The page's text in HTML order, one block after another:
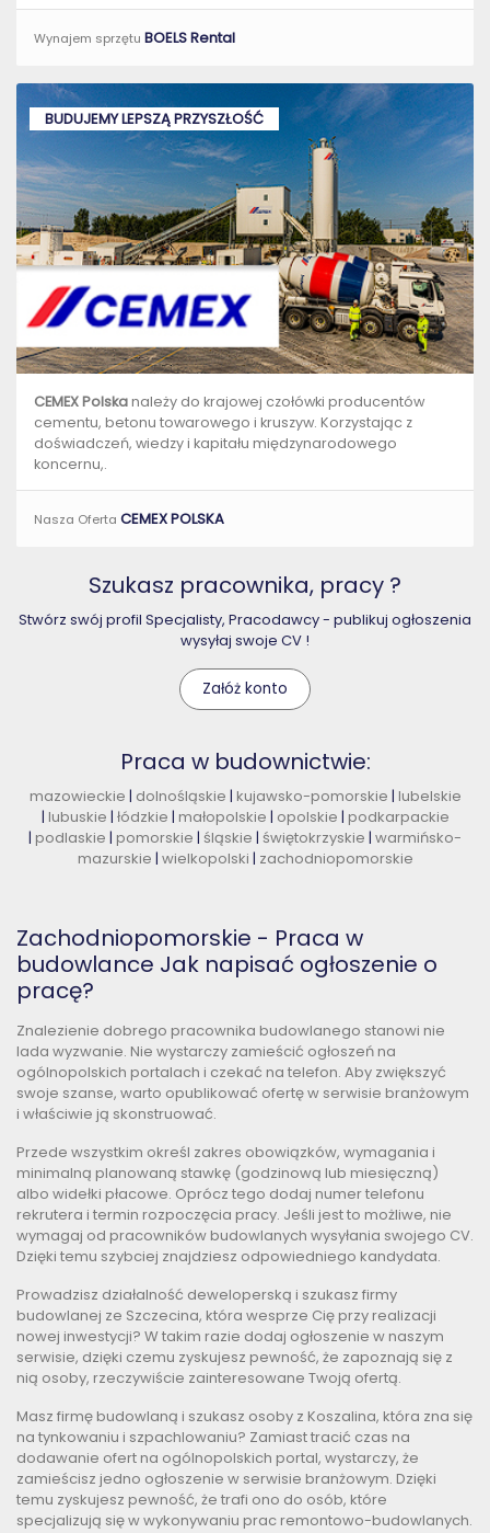
Wynajem sprzętu BOELS Rental
BUDUJEMY LEPSZĄ PRZYSZŁOŚĆ
CEMEX Polskanależy do krajowej czołówki producentów
cementu, betonu towarowego i kruszyw. Korzystając z
doświadczeń, wiedzy i kapitału międzynarodowego
koncernu,.
Nasza Oferta CEMEX POLSKA
Szukasz pracownika, pracy ?
Stwórz swój profil Specjalisty, Pracodawcy - publikuj ogłoszenia
wysyłaj swoje CV !
Załóż konto
Praca w budownictwie:
mazowieckie | dolnośląskie | kujawsko-pomorskie | lubelskie
| lubuskie | łódzkie | małopolskie | opolskie | podkarpackie
| podlaskie | pomorskie | śląskie | świętokrzyskie | warmińsko-
mazurskie | wielkopolski | zachodniopomorskie
Zachodniopomorskie - Praca w
budowlance Jak napisać ogłoszenie o
pracę?
Znalezienie dobrego pracownika budowlanego stanowi nie
lada wyzwanie. Nie wystarczy zamieścić ogłoszeń na
ogólnopolskich portalach i czekać na telefon. Aby zwiększyć
swoje szanse, warto opublikować ofertę w serwisie branżowym
i właściwie ją skonstruować.
Przede wszystkim określ zakres obowiązków, wymagania i
minimalną planowaną stawkę (godzinową lub miesięczną)
albo widełki płacowe. Oprócz tego dodaj numer telefonu
rekrutera i termin rozpoczęcia pracy. Jeśli jest to możliwe, nie
wymagaj od pracowników budowlanych wysyłania swojego CV.
Dzięki temu szybciej znajdziesz odpowiedniego kandydata.
Prowadzisz działalność deweloperską i szukasz firmy
budowlanej ze Szczecina, która wesprze Cię przy realizacji
nowej inwestycji? W takim razie dodaj ogłoszenie w naszym
serwisie, dzięki czemu zyskujesz pewność, że zapoznają się z
nią osoby, rzeczywiście zainteresowane Twoją ofertą.
Masz firmę budowlaną i szukasz osoby z Koszalina, która zna się
na tynkowaniu i szpachlowaniu? Zamiast tracić czas na
dodawanie ofert na ogólnopolskich portal, wystarczy, że
zamieścisz jedno ogłoszenie w serwisie branżowym. Dzięki
temu zyskujesz pewność, że trafi ono do osób, które
specjalizują się w wykonywaniu prac remontowo-budowlanych.